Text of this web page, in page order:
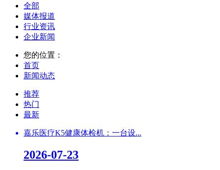
全部
媒体报道
行业资讯
企业新闻
您的位置：
首页
新闻动态
推荐
热门
最新
嘉乐医疗K5健康体检机：一台设...
2026-07-23